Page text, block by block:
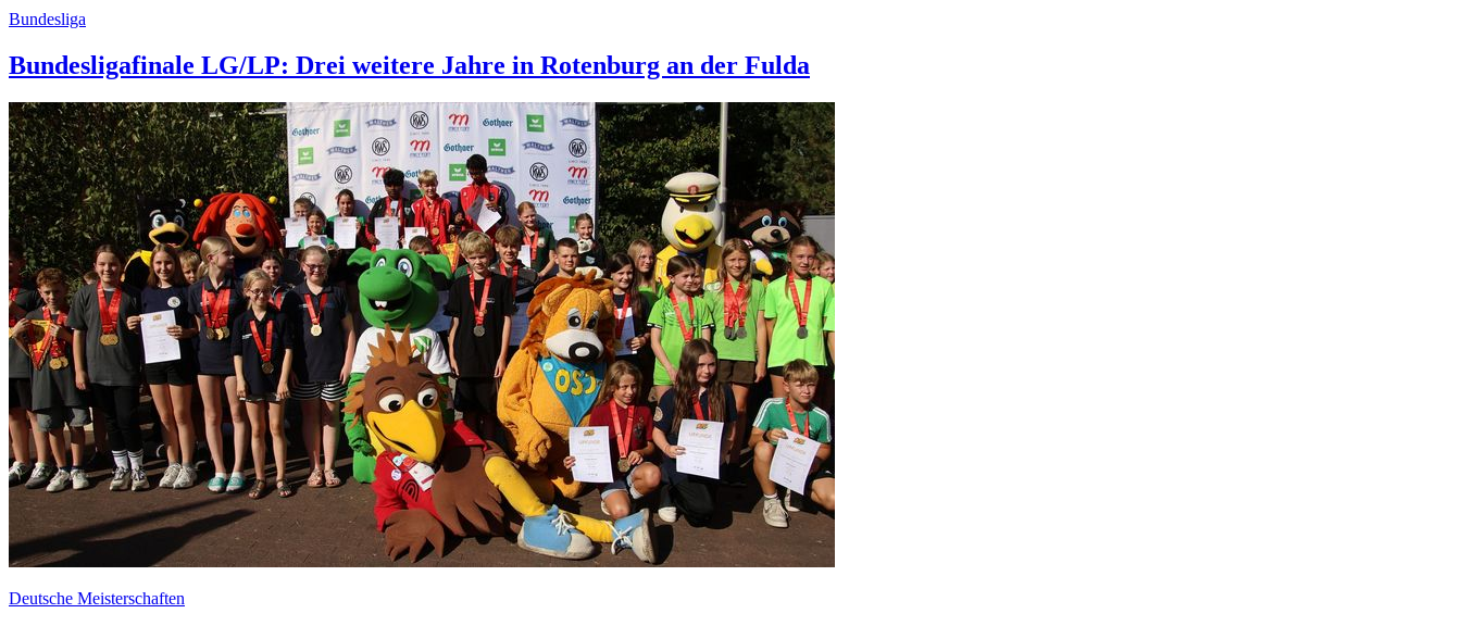
Bundesliga
Bundesligafinale LG/LP: Drei weitere Jahre in Rotenburg an der Fulda
Deutsche Meisterschaften